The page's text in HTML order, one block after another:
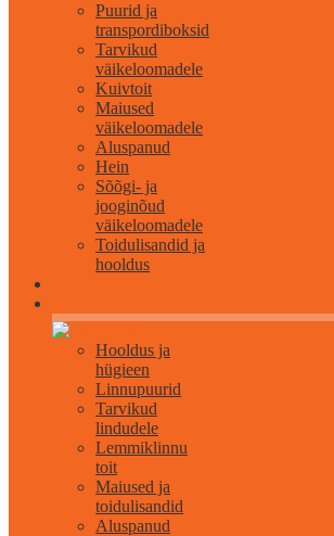
Puurid ja
transpordiboksid
Tarvikud
väikeloomadele
Kuivtoit
Maiused
väikeloomadele
Aluspanud
Hein
Sõõgi- ja
jooginõud
väikeloomadele
Toidulisandid ja
hooldus
Hooldus ja
hügieen
Linnupuurid
Tarvikud
lindudele
Lemmiklinnu
toit
Maiused ja
toidulisandid
Aluspanud